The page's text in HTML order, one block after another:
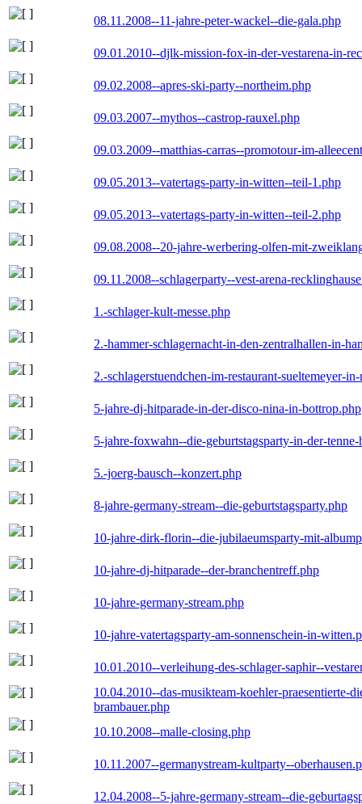
08.11.2008--11-jahre-peter-wackel--die-gala.php
09.01.2010--djlk-mission-fox-in-der-vestarena-in-
09.02.2008--apres-ski-party--northeim.php
09.03.2007--mythos--castrop-rauxel.php
09.03.2009--matthias-carras--promotour-im-
09.05.2013--vatertags-party-in-witten--teil-1.php
09.05.2013--vatertags-party-in-witten--teil-2.php
09.08.2008--20-jahre-werbering-olfen-mit-
09.11.2008--schlagerparty--vest-arena-
1.-schlager-kult-messe.php
2.-hammer-schlagernacht-in-den-zentralhallen-in-
2.-schlagerstuendchen-im-restaurant-sueltemeyer-
5-jahre-dj-hitparade-in-der-disco-nina-in-bottrop.php
5-jahre-foxwahn--die-geburtstagsparty-in-der-tenne-
5.-joerg-bausch--konzert.php
8-jahre-germany-stream--die-geburtstagsparty.php
10-jahre-dirk-florin--die-jubilaeumsparty-mit-
10-jahre-dj-hitparade--der-branchentreff.php
10-jahre-germany-stream.php
10-jahre-vatertagsparty-am-sonnenschein-in-
10.01.2010--verleihung-des-schlager-saphir--
10.04.2010--das-musikteam-koehler-praesentierte-
brambauer.php
10.10.2008--malle-closing.php
10.11.2007--germanystream-kultparty--
12.04.2008--5-jahre-germany-stream--die-